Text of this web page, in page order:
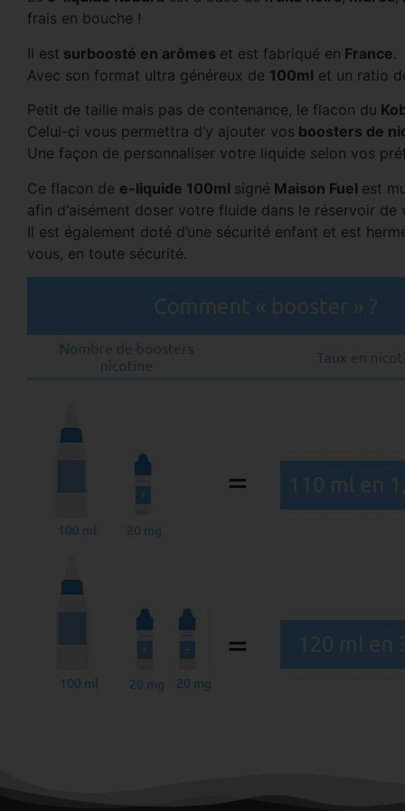
frais en bouche !
Il est surboosté en arômes et est fabriqué en France.
Avec son format ultra généreux de 100ml et un ratio
Petit de taille mais pas de contenance, le flacon du
Celui-ci vous permettra d’y ajouter vos boosters de
Une façon de personnaliser votre liquide selon vos
Ce flacon de e-liquide 100ml signé Maison Fuel est
afin d‘aisément doser votre fluide dans le réservoir de
Il est également doté d’une sécurité enfant et est
vous, en toute sécurité.